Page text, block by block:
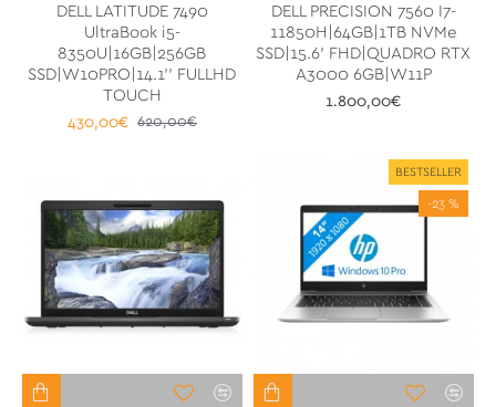
DELL LATITUDE 7490
UltraBook i5-
8350U|16GB|256GB
SSD|W10PRO|14.1'' FULLHD
TOUCH
430,00€ 620,00€
DELL PRECISION 7560 I7-
11850H|64GB|1TB NVMe
SSD|15.6' FHD|QUADRO RTX
A3000 6GB|W11P
1.800,00€
BESTSELLER
-23 %